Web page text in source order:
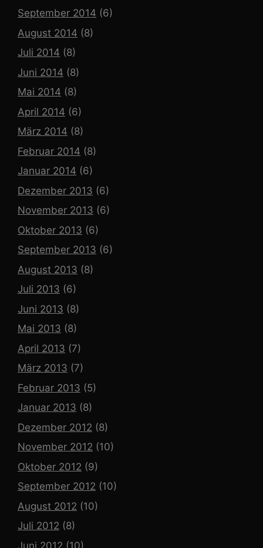
September 2014 (6)
August 2014 (8)
Juli 2014 (8)
Juni 2014 (8)
Mai 2014 (8)
April 2014 (6)
März 2014 (8)
Februar 2014 (8)
Januar 2014 (6)
Dezember 2013 (6)
November 2013 (6)
Oktober 2013 (6)
September 2013 (6)
August 2013 (8)
Juli 2013 (6)
Juni 2013 (8)
Mai 2013 (8)
April 2013 (7)
März 2013 (7)
Februar 2013 (5)
Januar 2013 (8)
Dezember 2012 (8)
November 2012 (10)
Oktober 2012 (9)
September 2012 (10)
August 2012 (10)
Juli 2012 (8)
Juni 2012 (10)